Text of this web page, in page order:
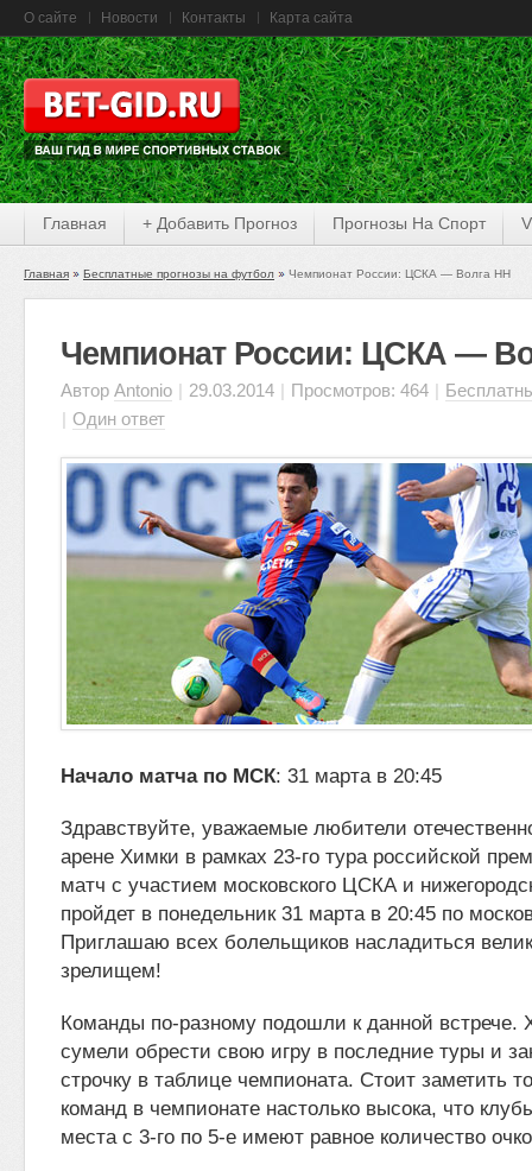
О сайте Новости Контакты Карта сайта
Главная + Добавить Прогноз Прогнозы На Спорт
Главная Бесплатные прогнозы на футбол Чемпионат России: ЦСКА — Волга НН
Чемпионат России: ЦСКА —
Автор Antonio | 29.03.2014 | Просмотров: 464 |
| Один ответ
Начало матча по МСК: 31 марта в 20:45
Здравствуйте, уважаемые любители
арене Химки в рамках 23-го тура российской
матч с участием московского ЦСКА и
пройдет в понедельник 31 марта в 20:45 по
Приглашаю всех болельщиков насладиться
зрелищем!
Команды по-разному подошли к данной встрече.
сумели обрести свою игру в последние туры и
строчку в таблице чемпионата. Стоит заметить
команд в чемпионате настолько высока, что
места с 3-го по 5-е имеют равное количество